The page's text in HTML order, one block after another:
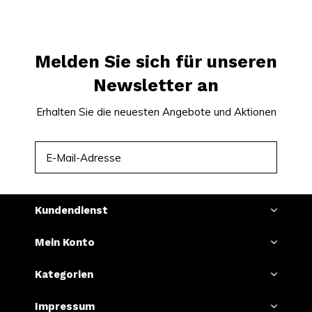
Melden Sie sich für unseren
Newsletter an
Erhalten Sie die neuesten Angebote und Aktionen
Kundendienst
Mein Konto
Kategorien
Impressum